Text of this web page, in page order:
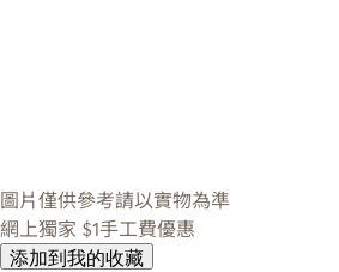
圖片僅供參考請以實物為準
網上獨家 $1手工費優惠
添加到我的收藏